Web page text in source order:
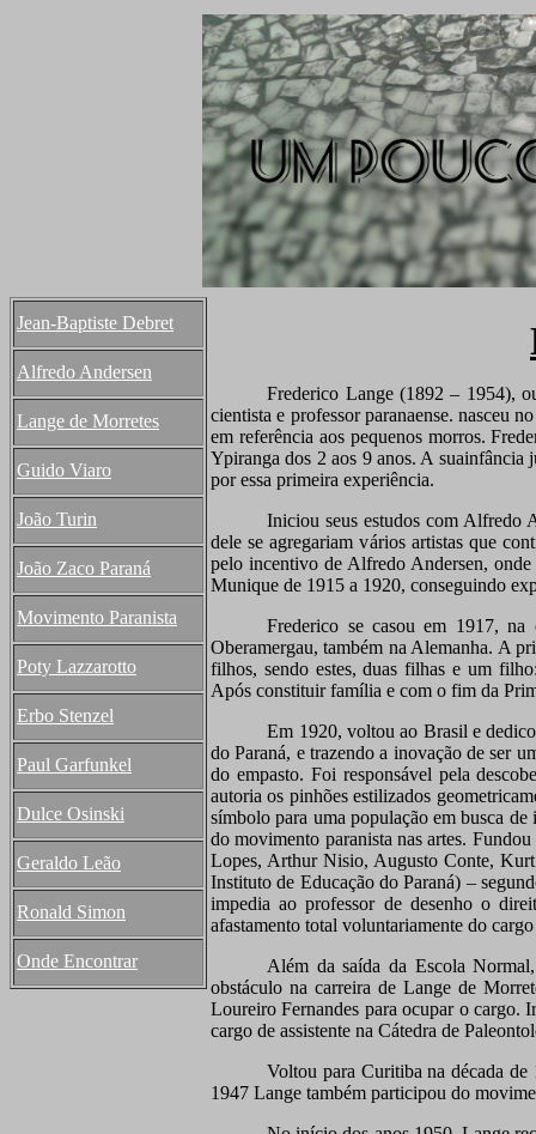
Jean-Baptiste Debret
Alfredo Andersen
Lange de Morretes
Guido Viaro
João Turin
João Zaco Paraná
Movimento Paranista
Poty Lazzarotto
Erbo Stenzel
Paul Garfunkel
Dulce Osinski
Geraldo Leão
Ronald Simon
Onde Encontrar
Frederico Lange (1892 – 1954),
cientista e professor paranaense. nasceu
em referência aos pequenos morros.
Ypiranga dos 2 aos 9 anos. A suainfância
por essa primeira experiência.
Iniciou seus estudos com Alfredo
dele se agregariam vários artistas que
pelo incentivo de Alfredo Andersen,
Munique de 1915 a 1920, conseguindo
Frederico se casou em 1917,
Oberamergau, também na Alemanha. A
filhos, sendo estes, duas filhas e um
Após constituir família e com o fim da
Em 1920, voltou ao Brasil e
do Paraná, e trazendo a inovação de ser
do empasto. Foi responsável pela
autoria os pinhões estilizados
símbolo para uma população em busca
do movimento paranista nas artes.
Lopes, Arthur Nisio, Augusto Conte,
Instituto de Educação do Paraná) –
impedia ao professor de desenho o
afastamento total voluntariamente do
Além da saída da Escola
obstáculo na carreira de Lange de
Loureiro Fernandes para ocupar o cargo.
cargo de assistente na Cátedra de
Voltou para Curitiba na década
1947 Lange também participou do